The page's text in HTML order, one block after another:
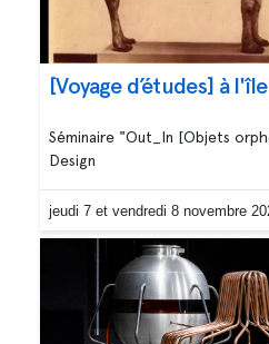
[Voyage d’études] à
Séminaire "Out_In [Objets
Design
jeudi 7 et vendredi 8 novembre